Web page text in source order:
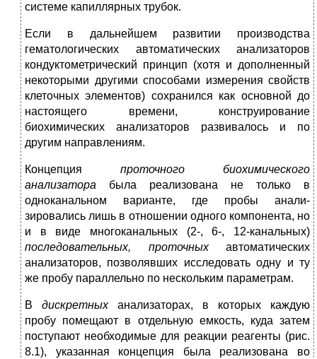
системе капиллярных трубок.
Если в дальнейшем развитии производства
гематологических автоматических анализаторов
кондуктометрический принцип (хотя и дополненный
некоторыми другими способами измерения свойств
клеточных элементов) сохранился как основной до
настоящего времени, конструирование
биохимических анализаторов развива­лось и по
другим направлениям.
Концепция проточного биохимического
анализатора была реа­лизована не только в
одноканальном варианте, где пробы анали­
зировались лишь в отношении одного компонента, но
и в виде многоканальных (2-, 6-, 12-канальных)
последовательных, про­точных автоматических
анализаторов, позволявших исследовать одну и ту
же пробу параллельно по нескольким параметрам.
В дискретных анализаторах, в которых каждую
пробу помеща­ют в отдельную емкость, куда затем
поступают необходимые для реакции реагенты (рис.
8.1), указанная концепция была реализо­вана во